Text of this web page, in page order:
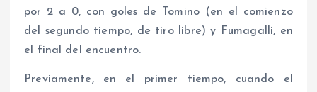
por 2 a 0, con goles de Tomino (en el comienzo
del segundo tiempo, de tiro libre) y Fumagalli, en
el final del encuentro.
Previamente, en el primer tiempo, cuando el